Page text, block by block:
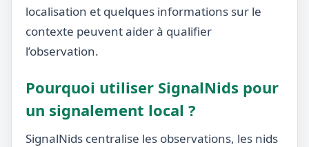
localisation et quelques informations sur le
contexte peuvent aider à qualifier
l’observation.
Pourquoi utiliser SignalNids pour
un signalement local ?
SignalNids centralise les observations, les nids